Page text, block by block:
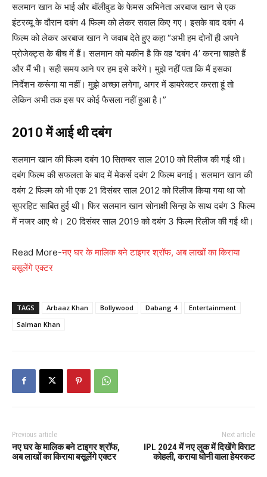
सलमान खान के भाई और बॉलीवुड के फेमस अभिनेता अरबाज खान से एक
इंटरव्यू के दौरान दबंग 4 फिल्म को लेकर सवाल किए गए। इसके बाद दबंग 4
फिल्म को लेकर अरबाज खान ने जवाब देते हुए कहा “अभी हम दोनों ही अपने
प्रोजेक्ट्स के बीच में हैं। सलमान को यकीन है कि वह ‘दबंग 4’ करना चाहते हैं
और मैं भी। सही समय आने पर हम इसे करेंगे। मुझे नहीं पता कि मैं इसका
निर्देशन करूंगा या नहीं। मुझे अच्छा लगेगा, अगर में डायरेक्टर करता हूं तो
लेकिन अभी तक इस पर कोई फैसला नहीं हुआ है।”
2010 में आई थी दबंग
सलमान खान की फिल्म दबंग 10 सितम्बर साल 2010 को रिलीज की गई थी।
दबंग फिल्म की सफलता के बाद में मेकर्स दबंग 2 फिल्म बनाई। सलमान खान की
दबंग 2 फिल्म को भी एक 21 दिसंबर साल 2012 को रिलीज किया गया था जो
सुपरहिट साबित हुई थी। फिर सलमान खान सोनाक्षी सिन्हा के साथ दबंग 3 फिल्म
में नजर आए थे। 20 दिसंबर साल 2019 को दबंग 3 फिल्म रिलीज की गई थी।
Read More-नए घर के मालिक बने टाइगर श्रॉफ, अब लाखों का किराया
बसूलेंगे एक्टर
TAGS Arbaaz Khan Bollywood Dabang 4
Entertainment
Salman Khan
Previous article
नए घर के मालिक बने टाइगर श्रॉफ,
अब लाखों का किराया बसूलेंगे एक्टर
Next article
IPL 2024 में नए लुक में दिखेंगे विराट
कोहली, कराया धोनी वाला हेयरकट